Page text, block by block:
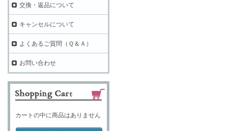
交換・返品について
キャンセルについて
よくあるご質問（Ｑ＆Ａ）
お問い合わせ
カートの中に商品はありません